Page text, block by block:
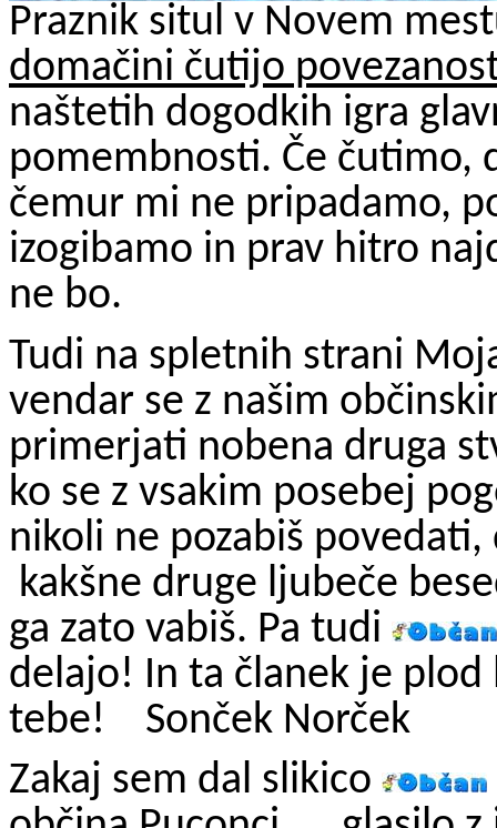
Praznik situl v Novem
domačini čutijo
naštetih dogodkih igra
pomembnosti. Če čutimo,
čemur mi ne pripadamo,
izogibamo in prav hitro
ne bo.
Tudi na spletnih strani
vendar se z našim
primerjati nobena druga
ko se z vsakim posebej
nikoli ne pozabiš
kakšne druge ljubeče
ga zato vabiš. Pa tudi
delajo! In ta članek je
tebe!
Sonček Norček
Zakaj sem dal slikico